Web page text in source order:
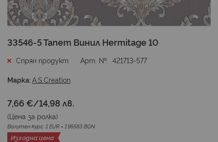
Преминете
началото
галерия
снимки
33546-5 Тапет Винил Hermitage 10
Спрян продукт Арт. № 421713-577
Марка:A.S.Creation
7,66 €/14,98 лв.
(Цена за ролка)
Валутен курс: 1 EUR = 1.95583 BGN
Изгодна цена